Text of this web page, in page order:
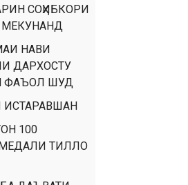
СОҲИБКОРИ
МЕКУНАНД
НАВИ
ДАРХОСТУ
ФАЪОЛ ШУД
ИСТАРАВШАН
100
ТИЛЛО